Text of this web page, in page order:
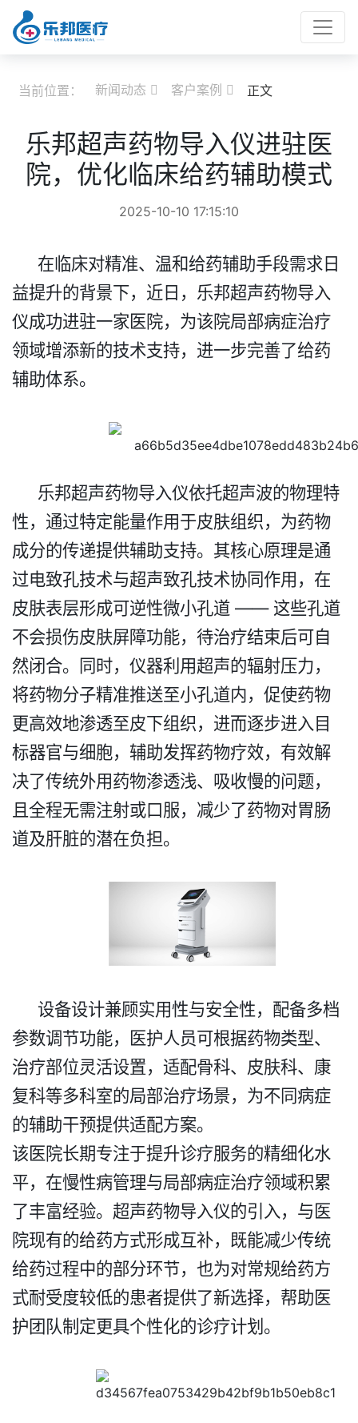
当前位置： 新闻动态  客户案例  正文
乐邦超声药物导入仪进驻医
院，优化临床给药辅助模式​
2025-10-10 17:15:10
在临床对精准、温和给药辅助手段需求日
益提升的背景下，近日，乐邦超声药物导入
仪成功进驻一家医院，为该院局部病症治疗
领域增添新的技术支持，进一步完善了给药
辅助体系。
乐邦超声药物导入仪依托超声波的物理特
性，通过特定能量作用于皮肤组织，为药物
成分的传递提供辅助支持。 其核心原理是通
过电致孔技术与超声致孔技术协同作用，在
皮肤表层形成可逆性微小孔道 —— 这些孔道
不会损伤皮肤屏障功能，待治疗结束后可自
然闭合。同时，仪器利用超声的辐射压力，
将药物分子精准推送至小孔道内，促使药物
更高效地渗透至皮下组织，进而逐步进入目
标器官与细胞，辅助发挥药物疗效，有效解
决了传统外用药物渗透浅、吸收慢的问题，
且全程无需注射或口服，减少了药物对胃肠
道及肝脏的潜在负担。​
设备设计兼顾实用性与安全性，配备多档
参数调节功能，医护人员可根据药物类型、
治疗部位灵活设置，适配骨科、皮肤科、康
复科等多科室的局部治疗场景，为不同病症
的辅助干预提供适配方案。​
该医院长期专注于提升诊疗服务的精细化水
平，在慢性病管理与局部病症治疗领域积累
了丰富经验。超声药物导入仪的引入，与医
院现有的给药方式形成互补，既能减少传统
给药过程中的部分环节，也为对常规给药方
式耐受度较低的患者提供了新选择，帮助医
护团队制定更具个性化的诊疗计划。​